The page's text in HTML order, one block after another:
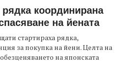
координирана
на йената
стартираха рядка,
за покупка на йени. Целта на
на японската